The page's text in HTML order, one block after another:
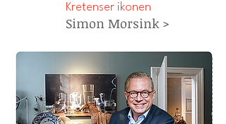
Kretenser ikonen
Simon Morsink >